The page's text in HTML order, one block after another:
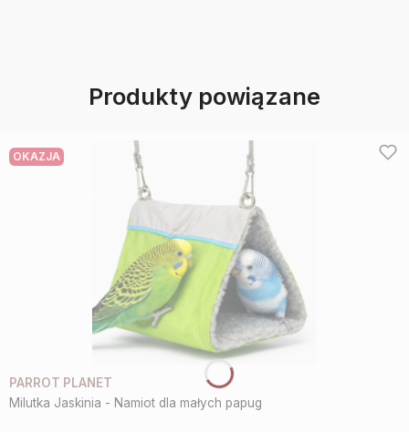
Produkty powiązane
OKAZJA
PARROT PLANET
Milutka Jaskinia - Namiot dla małych papug